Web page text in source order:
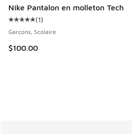
Nike Pantalon en molleton Tech
Cote moyenne du client - [5 sur 5
(1)
Garçons, Scolaire
$100.00